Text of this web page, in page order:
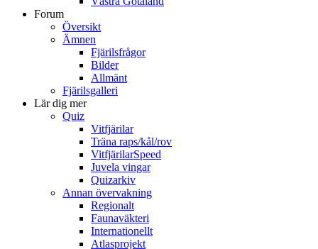
Forum
Översikt
Ämnen
Fjärilsfrågor
Bilder
Allmänt
Fjärilsgalleri
Lär dig mer
Quiz
Vitfjärilar
Träna raps/kål/rov
VitfjärilarSpeed
Juvela vingar
Quizarkiv
Annan övervakning
Regionalt
Faunaväkteri
Internationellt
Atlasprojekt